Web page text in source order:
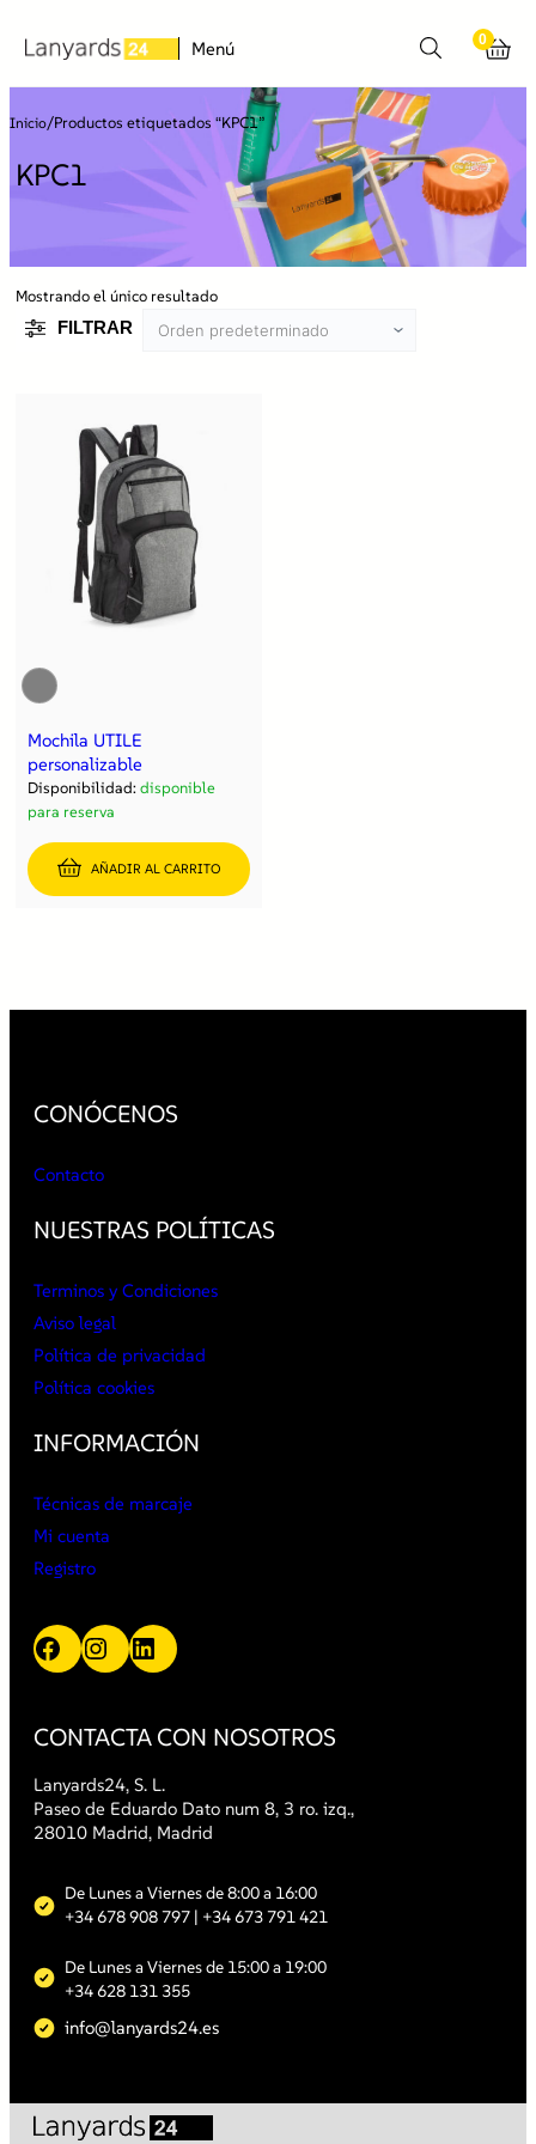
Menú 0
Inicio/Productos etiquetados “KPC1”
KPC1
Mostrando el único resultado
FILTRAR
Mochila UTILE
personalizable
Disponibilidad:disponible
para reserva
AÑADIR AL CARRITO
CONÓCENOS
Contacto
NUESTRAS POLÍTICAS
Terminos y Condiciones
Aviso legal
Política de privacidad
Política cookies
INFORMACIÓN
Técnicas de marcaje
Mi cuenta
Registro
Facebook Instagram LinkedIn
CONTACTA CON NOSOTROS
Lanyards24, S. L.
Paseo de Eduardo Dato num 8, 3 ro. izq.,
28010 Madrid, Madrid
De Lunes a Viernes de 8:00 a 16:00
+34 678 908 797 | +34 673 791 421
De Lunes a Viernes de 15:00 a 19:00
+34 628 131 355
info@lanyards24.es